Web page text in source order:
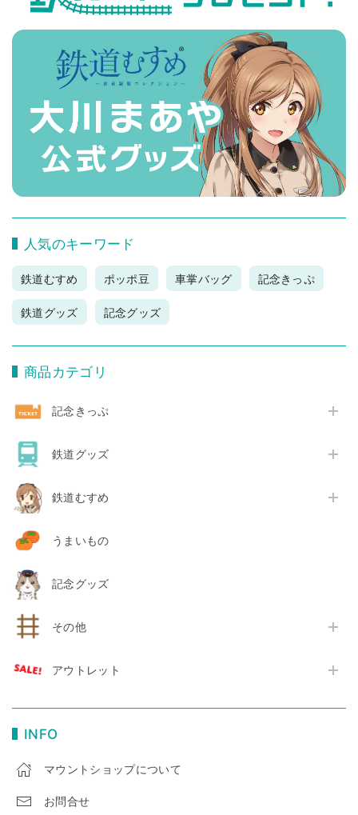
人気のキーワード
鉄道むすめ ポッポ豆 車掌バッグ 記念きっぷ
鉄道グッズ 記念グッズ
商品カテゴリ
記念きっぷ
鉄道グッズ
鉄道むすめ
うまいもの
記念グッズ
その他
アウトレット
INFO
マウントショップについて
お問合せ